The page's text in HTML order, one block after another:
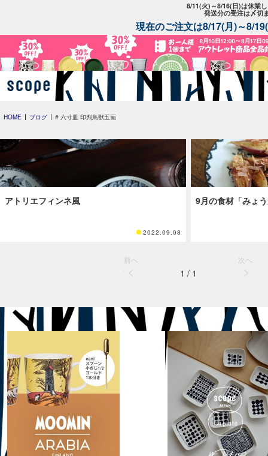
8/11(火)～8/16(日)は休業
発送分の受注は〆切
現在のご注文は8/17(月)～8/
HOME ブログ # 六寸皿 印判鳥獣五画
アトリエフィンネ風
2022.09.08
9月の食材「みょ
前へ
1 / 1
次へ